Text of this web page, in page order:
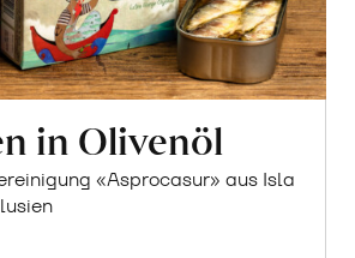
in Olivenöl
«Asprocasur» aus Isla